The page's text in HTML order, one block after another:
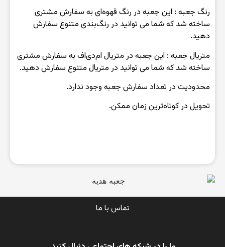
رنگ‌ جعبه : این جعبه در رنگ قهوه‌ای به سفارش مشتری
ساخته شد که شما می توانید در رنگ‌بندی متنوع سفارش
دهید.
متریال جعبه : این جعبه در متریال ام‌دی‌اف به سفارش مشتری
ساخته شد که شما می توانید در متریال متنوع سفارش دهید.
محدودیت در تعداد سفارش جعبه وجود ندارد.
تحویل در کوتاه‌ترین زمان ممکن.
تماس با ما